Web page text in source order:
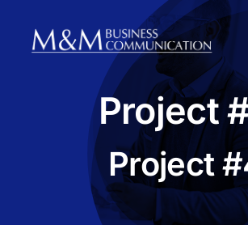
contenuto
Project
Project